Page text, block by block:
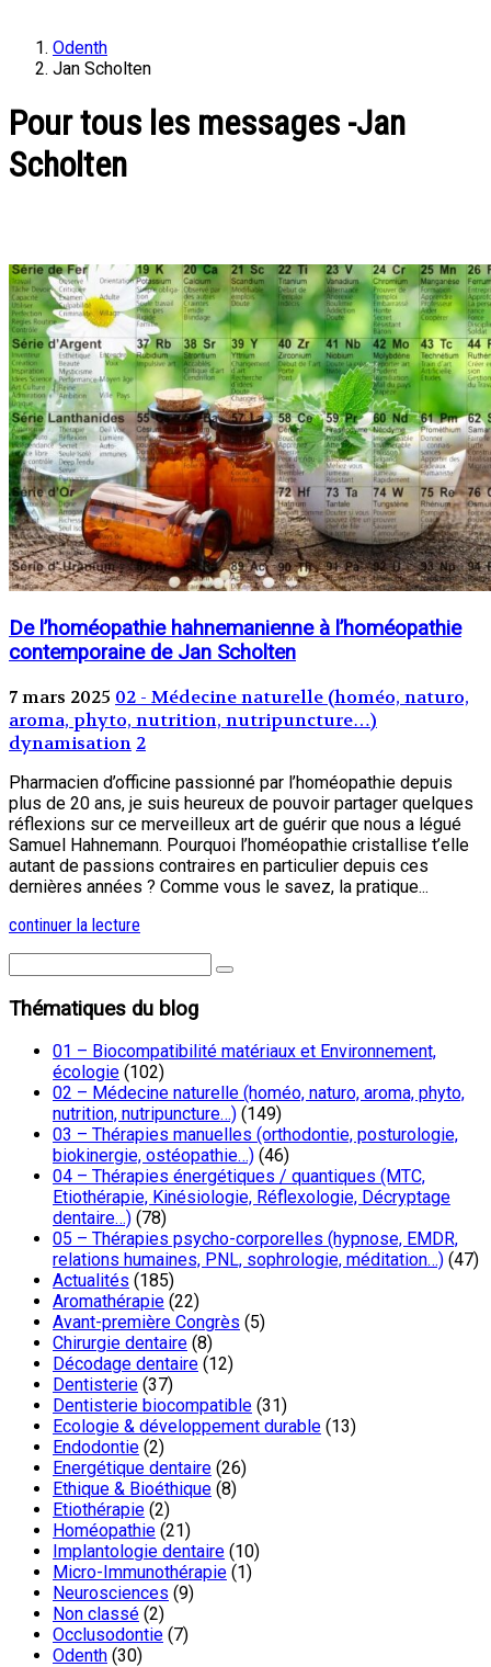
Odenth
Jan Scholten
Pour tous les messages -Jan
Scholten
De l’homéopathie hahnemanienne à l’homéopathie
contemporaine de Jan Scholten
7 mars 2025 02 - Médecine naturelle (homéo, naturo,
aroma, phyto, nutrition, nutripuncture…)
dynamisation 2
Pharmacien d’officine passionné par l’homéopathie depuis
plus de 20 ans, je suis heureux de pouvoir partager quelques
réflexions sur ce merveilleux art de guérir que nous a légué
Samuel Hahnemann. Pourquoi l’homéopathie cristallise t’elle
autant de passions contraires en particulier depuis ces
dernières années ? Comme vous le savez, la pratique...
continuer la lecture
Thématiques du blog
01 – Biocompatibilité matériaux et Environnement,
écologie (102)
02 – Médecine naturelle (homéo, naturo, aroma, phyto,
nutrition, nutripuncture…) (149)
03 – Thérapies manuelles (orthodontie, posturologie,
biokinergie, ostéopathie…) (46)
04 – Thérapies énergétiques / quantiques (MTC,
Etiothérapie, Kinésiologie, Réflexologie, Décryptage
dentaire…) (78)
05 – Thérapies psycho-corporelles (hypnose, EMDR,
relations humaines, PNL, sophrologie, méditation…) (47)
Actualités (185)
Aromathérapie (22)
Avant-première Congrès (5)
Chirurgie dentaire (8)
Décodage dentaire (12)
Dentisterie (37)
Dentisterie biocompatible (31)
Ecologie & développement durable (13)
Endodontie (2)
Energétique dentaire (26)
Ethique & Bioéthique (8)
Etiothérapie (2)
Homéopathie (21)
Implantologie dentaire (10)
Micro-Immunothérapie (1)
Neurosciences (9)
Non classé (2)
Occlusodontie (7)
Odenth (30)